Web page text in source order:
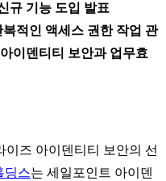
규 기능 도입 발표
적인 액세스 권한 작업 관
이덴티티 보안과 업무효
이즈 아이덴티티 보안의 선
딩스는 세일포인트 아이덴